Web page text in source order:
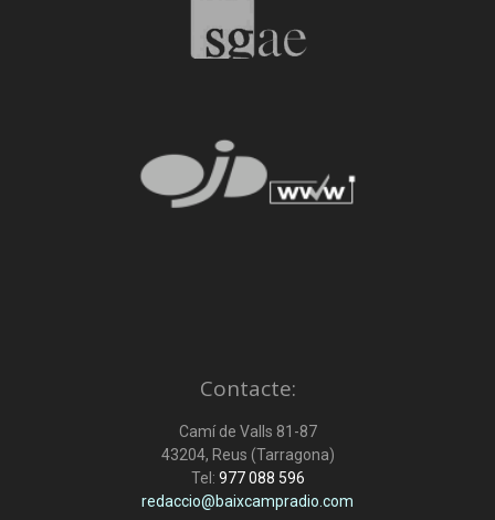
Contacte:
Camí de Valls 81-87
43204, Reus (Tarragona)
Tel: 977 088 596
redaccio@baixcampradio.com